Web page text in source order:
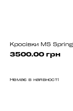
3500.00 грн
Немає в наявності